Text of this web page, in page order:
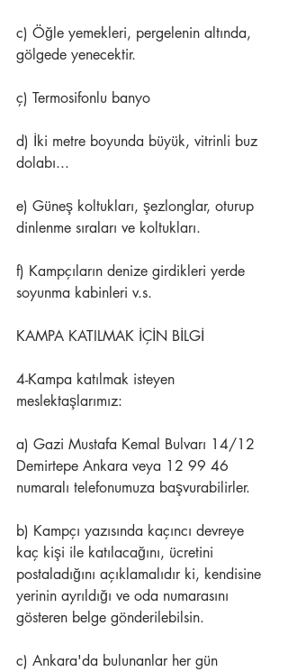
c) Öğle yemekleri, pergelenin altında,
gölgede yenecektir.
ç) Termosifonlu banyo
d) İki metre boyunda büyük, vitrinli buz
dolabı...
e) Güneş koltukları, şezlonglar, oturup
dinlenme sıraları ve koltukları.
f) Kampçıların denize girdikleri yerde
soyunma kabinleri v.s.
KAMPA KATILMAK İÇİN BİLGİ
4-Kampa katılmak isteyen
meslektaşlarımız:
a) Gazi Mustafa Kemal Bulvarı 14/12
Demirtepe Ankara veya 12 99 46
numaralı telefonumuza başvurabilirler.
b) Kampçı yazısında kaçıncı devreye
kaç kişi ile katılacağını, ücretini
postaladığını açıklamalıdır ki, kendisine
yerinin ayrıldığı ve oda numarasını
gösteren belge gönderilebilsin.
c) Ankara'da bulunanlar her gün